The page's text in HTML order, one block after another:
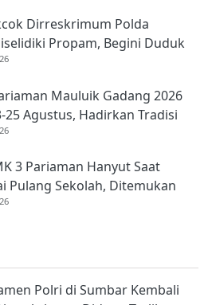
Dirreskrimum Polda
Propam, Begini Duduk
Mauluik Gadang 2026
25 Agustus, Hadirkan Tradisi
Minangkabau
3 Pariaman Hanyut Saat
Pulang Sekolah, Ditemukan
Polri di Sumbar Kembali